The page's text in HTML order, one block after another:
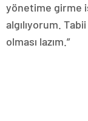
yönetime girme
algılıyorum.
olması lazım.”